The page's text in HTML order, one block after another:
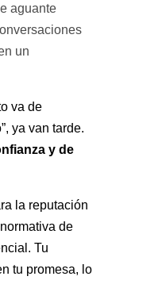
aguante
un
va de
ya van tarde.
y de
la reputación
de
Tu
tu promesa, lo